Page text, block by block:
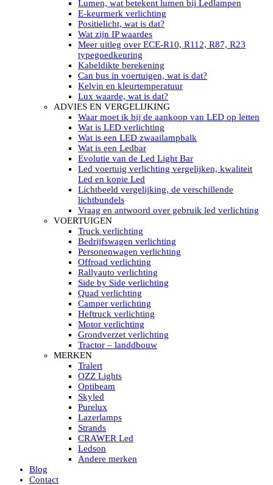
Led zwaailampbalk
Led Multi zwaailampbalk
Led flitsbalk compact
Traffic Advisors
Led zwaailicht
Accessoires signalering
Led signalisatie in Subcategorieën
LED KOPLAMPEN GEKEURD
Led koplampen inbouw
Led koplampen opbouw
Led koplampen tractoren
Subcategorieën Led koplampen
LED ZOEKLICHT
Electrische Led zoeklamp Allremote
Electrisch Led zoeklicht Golight
Marinco Roestvrijstaal Led zoeklicht
Elektrisch Led zoeklicht diverse
Led zoeklamp accessoires ALLremote
Led zoeklicht 230V
Subcategorieën Led zoeklichten
HELLA MARINE LED
Sea Hawk – Light Bars
Sea Hawk – Light Bars – Edge Light
Sea Hawk – Work Lights
RokLUME Led werklampen
HypaLUME Led werklampen
Subcategorieën Hella Marine Led
LED STRIPS
Led strip flexibel Click & Go
Led strip RGB op rol
Led strip IP68 waterdicht
Led strip kleur wit
Led strips Vantage
Led strip met ingebouwde accu
Subcategorieën Led strips
LED INTERIEUR VERLICHTING
Led verlichting interieur PIR / Touch
LED Armatuur met Strip 220V
Led strips
Subcategorieën Led interieur
PORTABLE ACCU LED LAMP
Led hoofdlamp
Camping led verlichting
Led zaklamp
Accu werklamp
Lumen, wat betekent lumen bij Ledlampen
E-keurmerk verlichting
Positielicht, wat is dat?
Wat zijn IP waardes
Meer uitleg over ECE-R10, R112, R87, R23
typegoedkeuring
Kabeldikte berekening
Can bus in voertuigen, wat is dat?
Kelvin en kleurtemperatuur
Lux waarde, wat is dat?
ADVIES EN VERGELIJKING
Waar moet ik bij de aankoop van LED op letten
Wat is LED verlichting
Wat is een LED zwaailampbalk
Wat is een Ledbar
Evolutie van de Led Light Bar
Led voertuig verlichting vergelijken, kwaliteit
Led en kopie Led
Lichtbeeld vergelijking, de verschillende
lichtbundels
Vraag en antwoord over gebruik led verlichting
VOERTUIGEN
Truck verlichting
Bedrijfswagen verlichting
Personenwagen verlichting
Offroad verlichting
Rallyauto verlichting
Side by Side verlichting
Quad verlichting
Camper verlichting
Heftruck verlichting
Motor verlichting
Grondverzet verlichting
Tractor – landdbouw
MERKEN
Tralert
OZZ Lights
Optibeam
Skyled
Purelux
Lazerlamps
Strands
CRAWER Led
Ledson
Andere merken
Blog
Contact